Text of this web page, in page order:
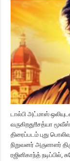
டால்பி அட்மாஸ்
வருகிறது!!சத்யா
திரைப்படம் புது
நிறுவனர் அருளாளர்
ரஜினிகாந்த்